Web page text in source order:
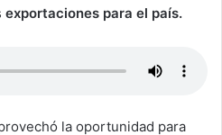
exportaciones para el país.
la oportunidad para